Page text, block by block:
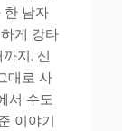
한 남자
게 강타
지. 신
대로 사
서 수도
이야기